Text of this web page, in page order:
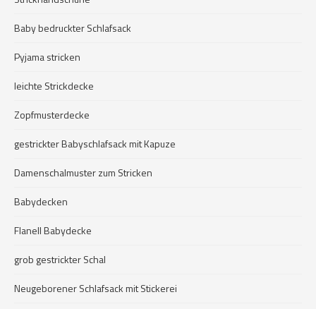
Baby bedruckter Schlafsack
Pyjama stricken
leichte Strickdecke
Zopfmusterdecke
gestrickter Babyschlafsack mit Kapuze
Damenschalmuster zum Stricken
Babydecken
Flanell Babydecke
grob gestrickter Schal
Neugeborener Schlafsack mit Stickerei